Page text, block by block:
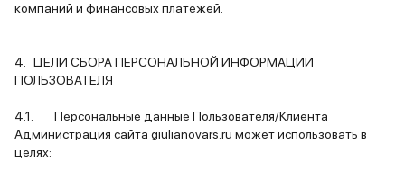
компаний и финансовых платежей.
4. ЦЕЛИ СБОРА ПЕРСОНАЛЬНОЙ ИНФОРМАЦИИ
ПОЛЬЗОВАТЕЛЯ
4.1. Персональные данные Пользователя/Клиента
Администрация сайта giulianovars.ru может использовать в
целях: